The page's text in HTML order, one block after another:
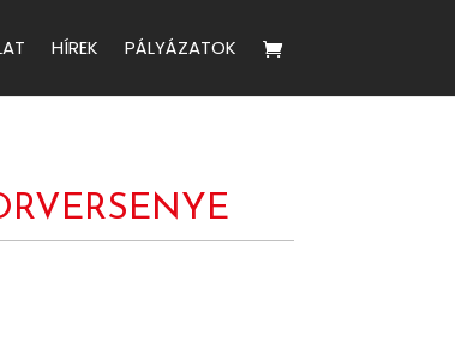
HÍREK PÁLYÁZATOK